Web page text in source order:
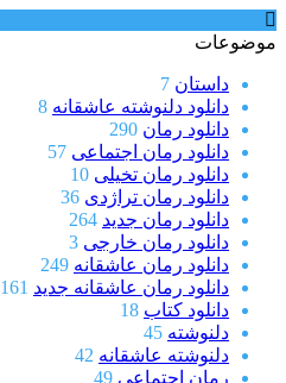
موضوعات
داستان 7
دانلود دلنوشته عاشقانه 8
دانلود رمان 290
دانلود رمان اجتماعی 57
دانلود رمان تخیلی 10
دانلود رمان تراژدی 36
دانلود رمان جدید 264
دانلود رمان خارجی 3
دانلود رمان عاشقانه 249
دانلود رمان عاشقانه جدید 161
دانلود کتاب 18
دلنوشته 45
دلنوشته عاشقانه 42
رمان اجتماعی 49